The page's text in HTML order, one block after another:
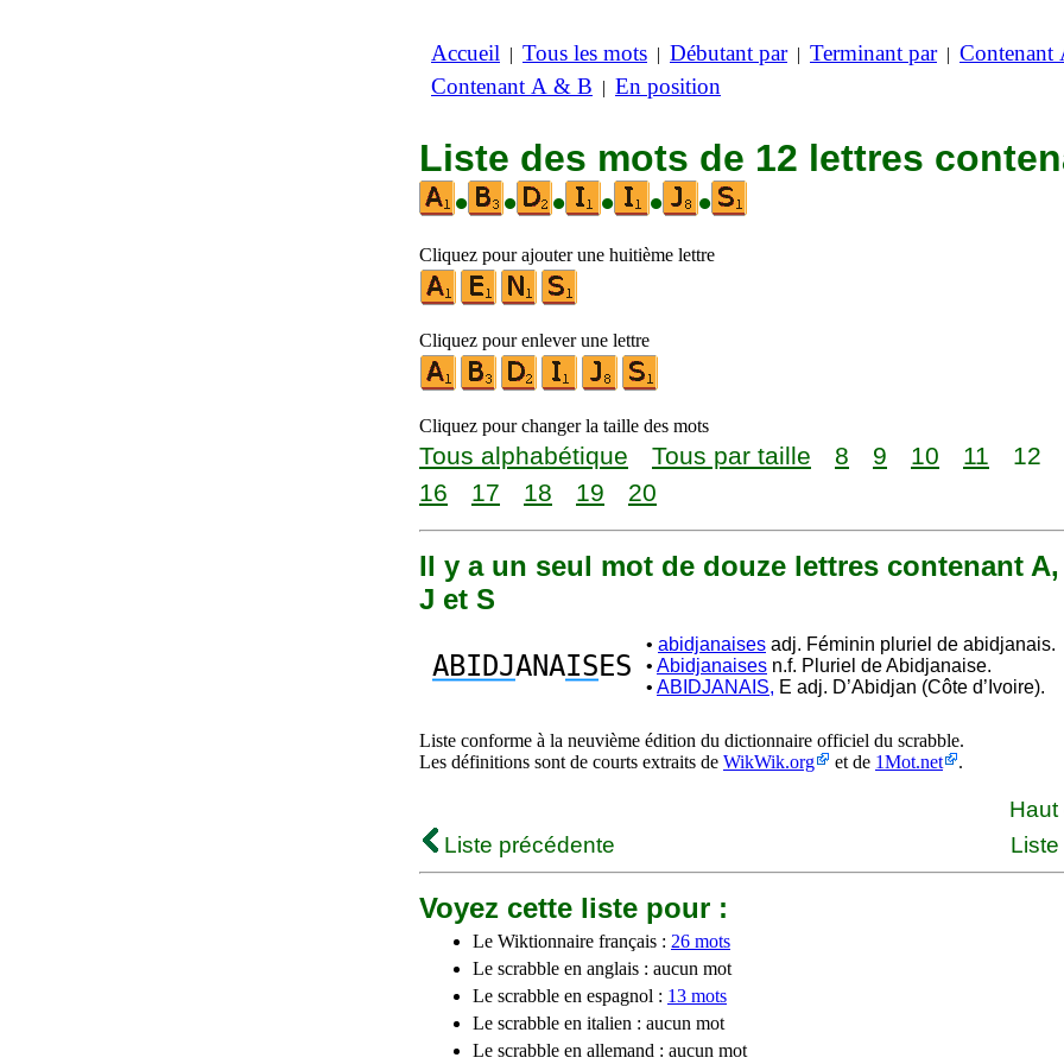
Accueil | Tous les mots | Débutant par| Terminant par| Contenant
Contenant A & B | En position
Liste des mots de 12 lettres
•
• • • • •
Cliquez pour ajouter une huitième lettre
Cliquez pour enlever une lettre
Cliquez pour changer la taille des mots
Tous alphabétique Tous par taille 8 9 10 11 12
16
17 18 19 20
Il y a un seul mot de douze lettres contenant A,
J et S
ABIDJANAISES
• abidjanaises adj. Féminin pluriel de abidjanais.
• Abidjanaises n.f. Pluriel de Abidjanaise.
• ABIDJANAIS, E adj. D’Abidjan (Côte d’Ivoire).
Liste conforme à la neuvième édition du dictionnaire officiel du scrabble.
Les définitions sont de courts extraits de WikWik.org et de 1Mot.net .
Haut
Liste précédente
Voyez cette liste pour :
Le Wiktionnaire français : 26 mots
Le scrabble en anglais : aucun mot
Le scrabble en espagnol : 13 mots
Le scrabble en italien : aucun mot
Le scrabble en allemand : aucun mot